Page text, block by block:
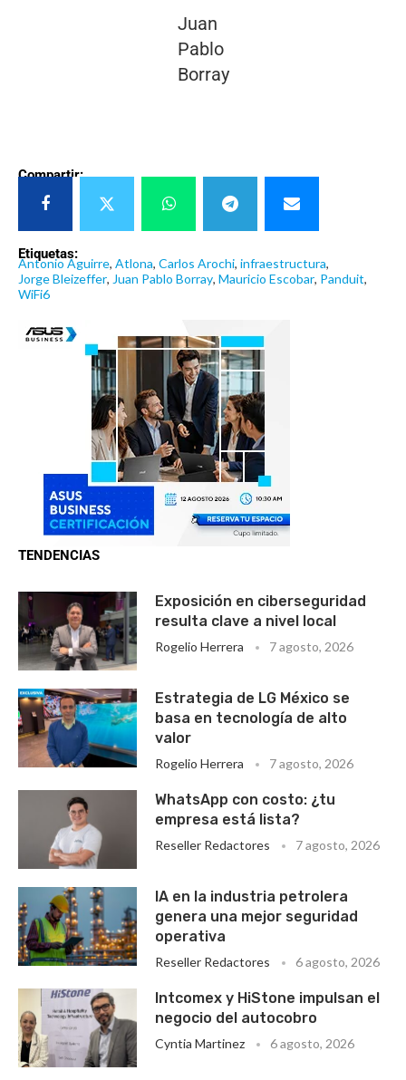
Juan
Pablo
Borray
Compartir:
Etiquetas:
Antonio Aguirre, Atlona, Carlos Arochi, infraestructura,
Jorge Bleizeffer, Juan Pablo Borray, Mauricio Escobar, Panduit,
WiFi6
TENDENCIAS
Exposición en ciberseguridad
resulta clave a nivel local
Rogelio Herrera 7 agosto, 2026
Estrategia de LG México se
basa en tecnología de alto
valor
Rogelio Herrera 7 agosto, 2026
WhatsApp con costo: ¿tu
empresa está lista?
Reseller Redactores 7 agosto, 2026
IA en la industria petrolera
genera una mejor seguridad
operativa
Reseller Redactores 6 agosto, 2026
Intcomex y HiStone impulsan el
negocio del autocobro
Cyntia Martinez 6 agosto, 2026